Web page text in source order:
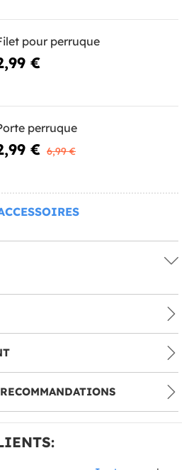
pour perruque
€
perruque
€ 6,99 €